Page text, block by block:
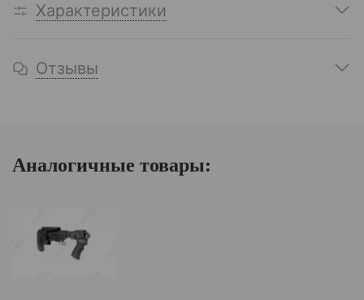
Характеристики
Отзывы
Аналогичные товары: